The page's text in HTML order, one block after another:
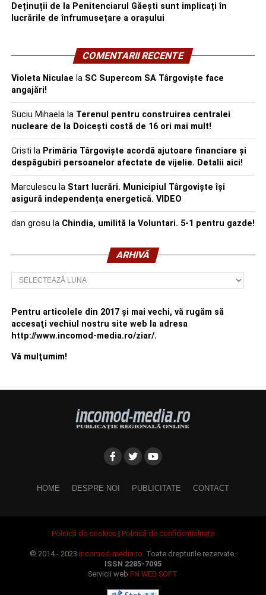
Deținuții de la Penitenciarul Găești sunt implicați în
lucrările de înfrumusețare a orașului
COMENTARII RECENTE
Violeta Niculae la SC Supercom SA Târgoviște face
angajări!
Suciu Mihaelala Terenul pentru construirea centralei
nucleare de la Doicești costă de 16 ori mai mult!
Cristi la Primăria Târgoviște acordă ajutoare financiare și
despăgubiri persoanelor afectate de vijelie. Detalii aici!
Marculescu la Start lucrări. Municipiul Târgoviște își
asigură independența energetică. VIDEO
dan grosu la Chindia, umilită la Voluntari. 5-1 pentru gazde!
ARHIVĂ
Arhivă
Pentru articolele din 2017 şi mai vechi, vă rugăm să
accesaţi vechiul nostru site web la adresa
http://www.incomod-media.ro/ziar/.
Vă mulţumim!
HOME DESPRE NOI PUBLICITATE CONTACT
Politică de cookies | Politică de confidențialitate
© 2014 - 2023incomod-media.ro. Toate drepturile rezervate.
ISSN 2285-7095
Servicii webFN WEB SOFT